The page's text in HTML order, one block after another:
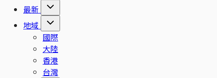
最新
地域
國際
大陸
香港
台灣